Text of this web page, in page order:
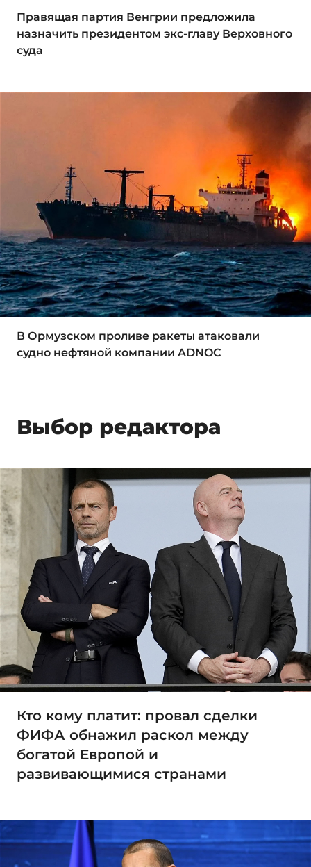
Правящая партия Венгрии предложила
назначить президентом экс-главу Верховного
суда
В Ормузском проливе ракеты атаковали
судно нефтяной компании ADNOC
Выбор редактора
Кто кому платит: провал сделки
ФИФА обнажил раскол между
богатой Европой и
развивающимися странами